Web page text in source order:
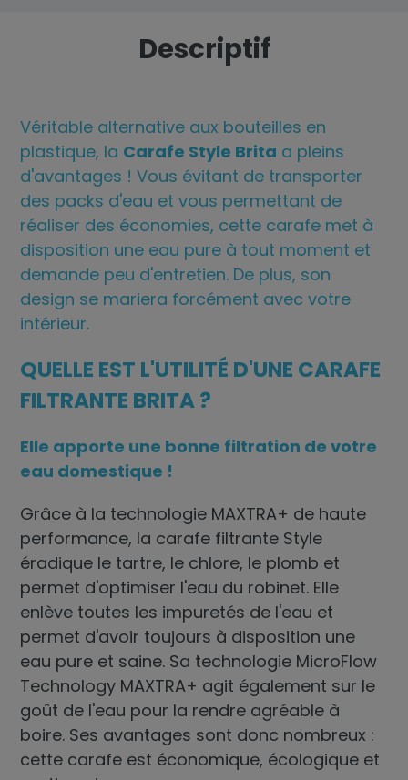
Descriptif
Véritable alternative aux bouteilles en
plastique, la Carafe Style Brita a pleins
d'avantages ! Vous évitant de transporter
des packs d'eau et vous permettant de
réaliser des économies, cette carafe met à
disposition une eau pure à tout moment et
demande peu d'entretien. De plus, son
design se mariera forcément avec votre
intérieur.
QUELLE EST L'UTILITÉ D'UNE CARAFE
FILTRANTE BRITA ?
Elle apporte une bonne filtration de votre
eau domestique !
Grâce à la technologie MAXTRA+ de haute
performance, la carafe filtrante Style
éradique le tartre, le chlore, le plomb et
permet d'optimiser l'eau du robinet. Elle
enlève toutes les impuretés de l'eau et
permet d'avoir toujours à disposition une
eau pure et saine. Sa technologie MicroFlow
Technology MAXTRA+ agit également sur le
goût de l'eau pour la rendre agréable à
boire. Ses avantages sont donc nombreux :
cette carafe est économique, écologique et